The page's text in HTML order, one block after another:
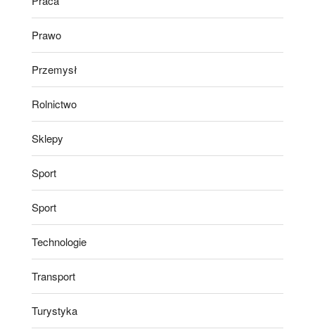
Prawo
Przemysł
Rolnictwo
Sklepy
Sport
Sport
Technologie
Transport
Turystyka